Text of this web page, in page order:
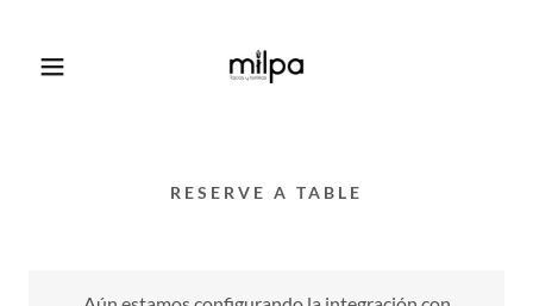
RESERVE A TABLE